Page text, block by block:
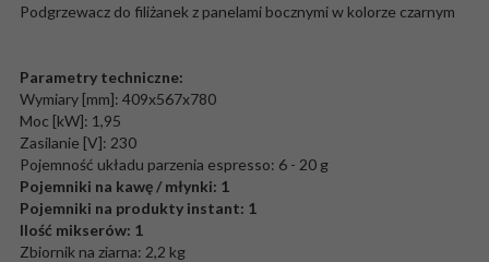
Podgrzewacz do filiżanek z panelami bocznymi w kolorze czarnym
Parametry techniczne:
Wymiary [mm]: 409x567x780
Moc [kW]: 1,95
Zasilanie [V]: 230
Pojemność układu parzenia espresso: 6 - 20 g
Pojemniki na kawę / młynki: 1
Pojemniki na produkty instant: 1
Ilość mikserów: 1
Zbiornik na ziarna: 2,2 kg